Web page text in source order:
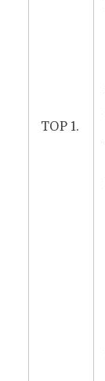
TOP 1.